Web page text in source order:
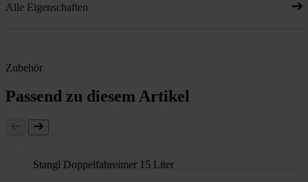
Alle Eigenschaften
Zubehör
Passend zu diesem Artikel
Stangl Doppelfahreimer 15 Liter